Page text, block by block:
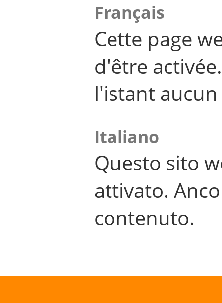
Français
Cette page
d'être
l'istant
Italiano
Questo sito
attivato.
contenuto.